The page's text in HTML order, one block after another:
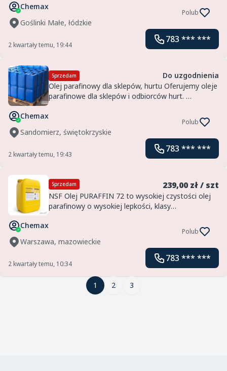
rozpuszczalności w wodzie. Najwy...
Chemax
Goślinki Małe, łódzkie
Polub
2 kwartały temu, 19:44
783 *** ***
Sprzedam
Do uzgodnienia
Olej parafinowy dla sklepów, hurtu Oferujemy oleje
parafinowe dla sklepów i odbiorców hurt.
Chemax
Sandomierz, świętokrzyskie
Polub
2 kwartały temu, 19:43
783 *** ***
Sprzedam 239,00 zł / szt
NSF Olej PURAFFIN 72 to wysokiej czystości olej
parafinowy o wysokiej lepkości, klasy
rejestrację NSF, co pot...
Chemax
Warszawa, mazowieckie
Polub
2 kwartały temu, 10:34
783 *** ***
11 2 3